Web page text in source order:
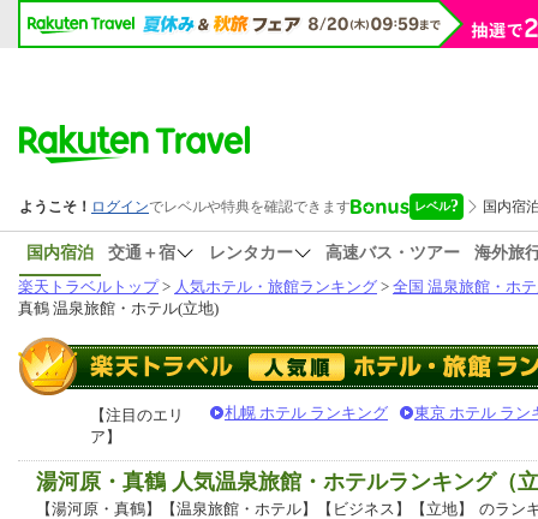
国内宿泊 交通＋宿 レンタカー 高速バス・ツアー
海外旅
楽天トラベルトップ> 人気ホテル・旅館ランキング > 全国 温泉旅館・ホ
真鶴 温泉旅館・ホテル(立地)
【注目のエリ
ア】
札幌 ホテル ランキング 東京 ホテル ラン
湯河原・真鶴 人気温泉旅館・ホテルランキング（
【湯河原・真鶴】【温泉旅館・ホテル】【ビジネス】【立地】 のラン